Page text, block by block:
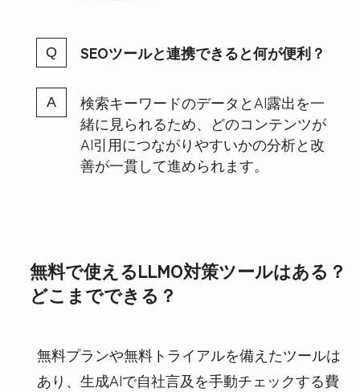
SEOツールと連携できると何が便利？
検索キーワードのデータとAI露出を一
緒に見られるため、どのコンテンツが
AI引用につながりやすいかの分析と改
善が一貫して進められます。
無料で使えるLLMO対策ツールはある？
どこまでできる？
無料プランや無料トライアルを備えたツールは
あり、生成AIで自社言及を手動チェックする費